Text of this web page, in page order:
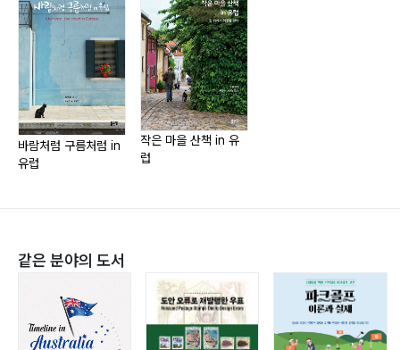
집시가 왕이다 ─ 79
뷔르츠부르크는 축제 중 ─ 81
여름날의 크리스마스 ─ 86
스트라스부르를 닮은 곳 ─ 90
지붕 없는 박물관 ─ 94
느리게 걷기 ─ 105
룩셈부르크 Luxembourg
바람처럼 구름처럼 in
유럽
작은 마을 산책 in 유
럽
같은 분야의 도서